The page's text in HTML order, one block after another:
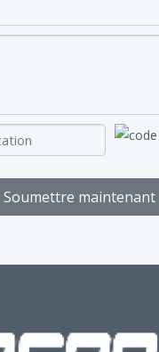
Soumettre maintenant